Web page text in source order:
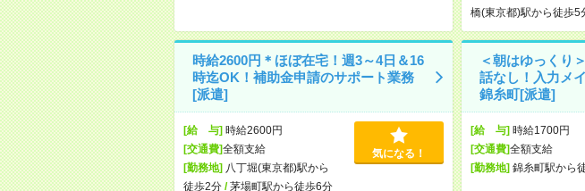
橋(東京都)駅から徒歩5
時給2600円＊ほぼ在宅！週3～4日＆16
時迄OK！補助金申請のサポート業務
[派遣]
[給 与]時給2600円
[交通費]全額支給
[勤務地]八丁堀(東京都)駅から
徒歩2分/茅場町駅から徒歩6分
気になる！
＜朝はゆっくり
話なし！入力メ
錦糸町[派遣]
[給 与]時給1700円
[交通費]全額支給
[勤務地]錦糸町駅から